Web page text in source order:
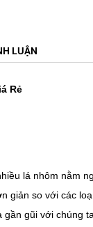
LUẬN
Rẻ
lá nhôm nằm
giản so với các
gũi với chúng